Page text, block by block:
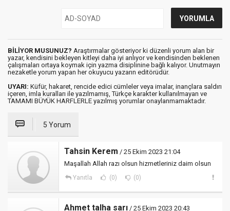
BİLİYOR MUSUNUZ? Araştırmalar gösteriyor ki düzenli yorum alan bir
yazar, kendisini bekleyen kitleyi daha iyi anlıyor ve kendisinden beklenen
çalışmaları ortaya koymak için yazma disiplinine bağlı kalıyor. Unutmayın
nezaketle yorum yapan her okuyucu yazarın editörüdür.
UYARI: Küfür, hakaret, rencide edici cümleler veya imalar, inançlara saldırı
içeren, imla kuralları ile yazılmamış, Türkçe karakter kullanılmayan ve
TAMAMI BÜYÜK HARFLERLE yazılmış yorumlar onaylanmamaktadır.
5 Yorum
Tahsin Kerem / 25 Ekim 2023 21:04
Maşallah Allah razı olsun hizmetleriniz daim olsun
Yanıtla (0) (0)
Ahmet talha sarı / 25 Ekim 2023 20:43